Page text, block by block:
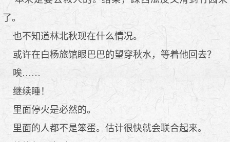
了。
也不知道林北秋现在什么情况。
或许在白杨旅馆眼巴巴的望穿秋水，等着他回去？
唉……
继续睡！
里面停火是必然的。
里面的人都不是笨蛋。估计很快就会联合起来。